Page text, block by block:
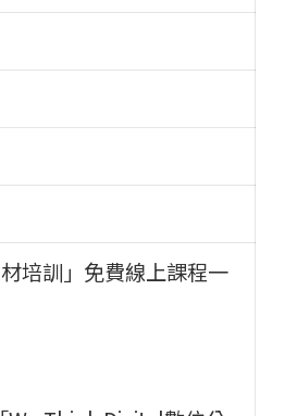
培訓」免費線上課程一